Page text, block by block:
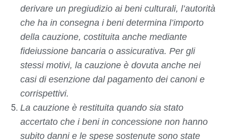
derivare un pregiudizio ai beni culturali, l’autorità
che ha in consegna i beni determina l’importo
della cauzione, costituita anche mediante
fideiussione bancaria o assicurativa. Per gli
stessi motivi, la cauzione è dovuta anche nei
casi di esenzione dal pagamento dei canoni e
corrispettivi.
La cauzione è restituita quando sia stato
accertato che i beni in concessione non hanno
subito danni e le spese sostenute sono state